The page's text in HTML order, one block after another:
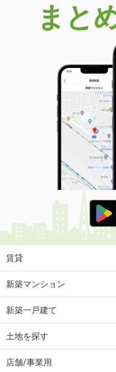
まと
賃貸
新築マンション
新築一戸建て
土地を探す
店舗/事業用